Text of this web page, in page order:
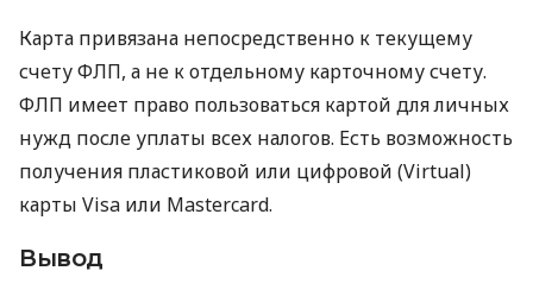
Карта привязана непосредственно к текущему
счету ФЛП, а не к отдельному карточному счету.
ФЛП имеет право пользоваться картой для личных
нужд после уплаты всех налогов. Есть возможность
получения пластиковой или цифровой (Virtual)
карты Visa или Mastercard.
Вывод